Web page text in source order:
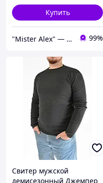
Купить
"Mister Alex" — интернет-магазин мужской одежды 99%
Свитер мужской
демисезонный Джемпер